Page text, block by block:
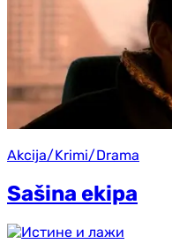
Akcija/Krimi/Drama
Sašina ekipa